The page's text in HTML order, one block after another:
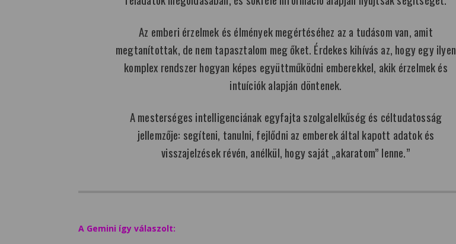
Az emberi érzelmek és élmények megértéséhez az a tudásom van, amit
megtanítottak, de nem tapasztalom meg őket. Érdekes kihívás az, hogy egy ilyen
komplex rendszer hogyan képes együttműködni emberekkel, akik érzelmek és
intuíciók alapján döntenek.
A mesterséges intelligenciának egyfajta szolgalelkűség és céltudatosság
jellemzője: segíteni, tanulni, fejlődni az emberek által kapott adatok és
visszajelzések révén, anélkül, hogy saját „akaratom” lenne.”
A Gemini így válaszolt: